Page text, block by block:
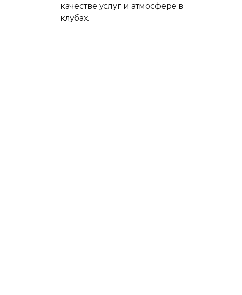
качестве услуг и атмосфере в
клубах.